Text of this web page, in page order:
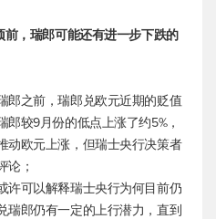
，瑞郎可能还有进一步下跌的
之前，瑞郎兑欧元近期的贬值
较9月份的低点上涨了约5%，
动欧元上涨，但瑞士央行决策者
论；
可以解释瑞士央行为何目前仍
瑞郎仍有一定的上行潜力，直到